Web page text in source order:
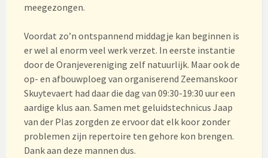
meegezongen.
Voordat zo’n ontspannend middagje kan beginnen is
er wel al enorm veel werk verzet. In eerste instantie
door de Oranjevereniging zelf natuurlijk. Maar ook de
op- en afbouwploeg van organiserend Zeemanskoor
Skuytevaert had daar die dag van 09:30-19:30 uur een
aardige klus aan. Samen met geluidstechnicus Jaap
van der Plas zorgden ze ervoor dat elk koor zonder
problemen zijn repertoire ten gehore kon brengen.
Dank aan deze mannen dus.